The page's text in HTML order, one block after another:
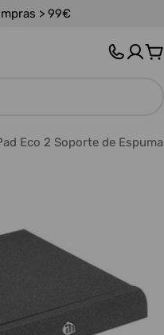
> 99€
Eco 2 Soporte de Espuma